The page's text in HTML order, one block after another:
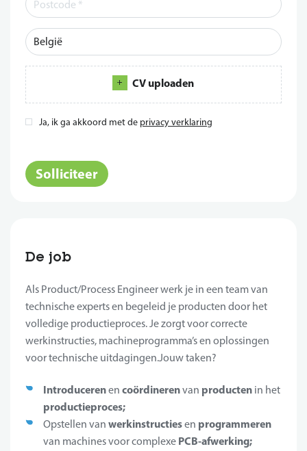
CV uploaden
Ja, ik ga akkoord met de privacy verklaring
Solliciteer
De job
Als Product/Process Engineer werk je in een team van
technische experts en begeleid je producten door het
volledige productieproces. Je zorgt voor correcte
werkinstructies, machineprogramma’s en oplossingen
voor technische uitdagingen.Jouw taken?
Introducerenen coördinerenvan producten in het
productieproces;
Opstellen van werkinstructiesen programmeren
van machines voor complexe PCB-afwerking;